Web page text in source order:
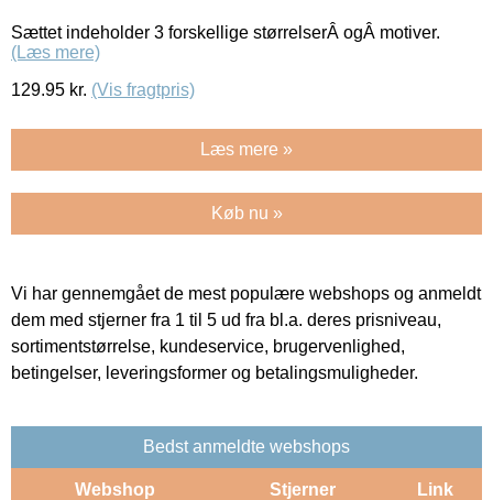
Sættet indeholder 3 forskellige størrelserÂ ogÂ motiver.
(Læs mere)
129.95 kr. (Vis fragtpris)
Læs mere »
Køb nu »
Vi har gennemgået de mest populære webshops og anmeldt
dem med stjerner fra 1 til 5 ud fra bl.a. deres prisniveau,
sortimentstørrelse, kundeservice, brugervenlighed,
betingelser, leveringsformer og betalingsmuligheder.
Bedst anmeldte webshops
Webshop Stjerner Link